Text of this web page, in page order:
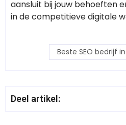
aansluit bij jouw behoeften
in de competitieve digitale
Beste SEO bedrijf
Deel artikel: